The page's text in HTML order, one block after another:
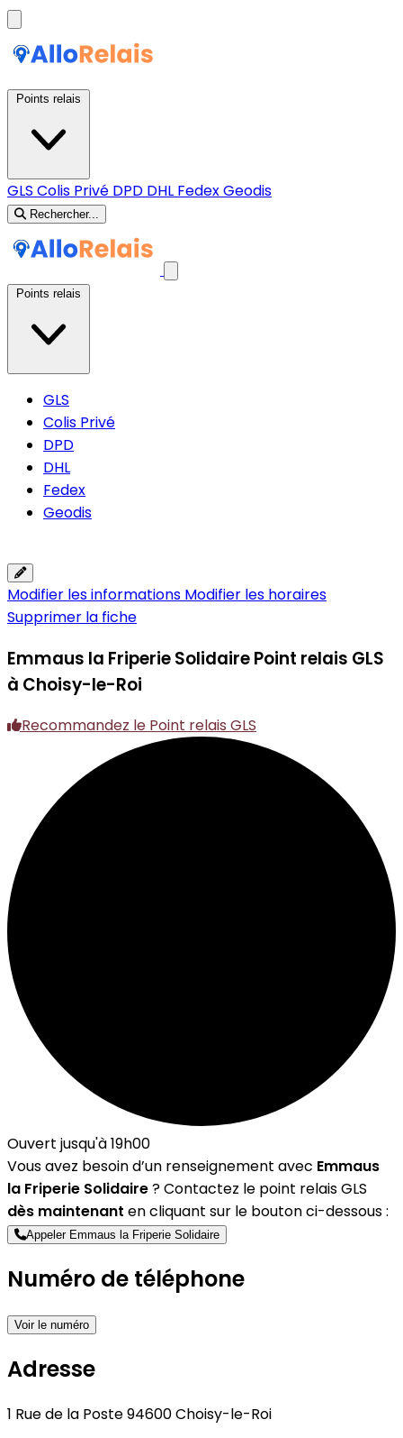
GLS Colis Privé DPD DHL FedexGeodis
Rechercher...
GLS
Colis Privé
DPD
DHL
Fedex
Geodis
Modifier les informations Modifier les horaires
Supprimer la fiche
Emmaus la Friperie SolidairePoint relais GLS
à Choisy-le-Roi
Recommandez le Point relais GLS
Ouvert jusqu'à 19h00
Vous avez besoin d’un renseignement avec Emmaus
la Friperie Solidaire? Contactez le point relais GLS
dès maintenant en cliquant sur le bouton ci-dessous :
Appeler Emmaus la Friperie Solidaire
Numéro de téléphone
Voir le numéro
Adresse
1 Rue de la Poste 94600 Choisy-le-Roi